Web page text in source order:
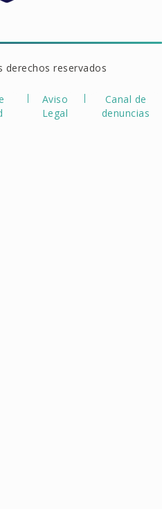
reservados
Aviso
Legal
Canal de
denuncias